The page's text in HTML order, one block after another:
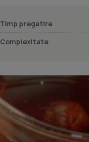
Timp pregatire
Complexitate